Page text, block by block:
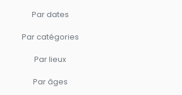
Par dates
Par catégories
Par lieux
Par âges